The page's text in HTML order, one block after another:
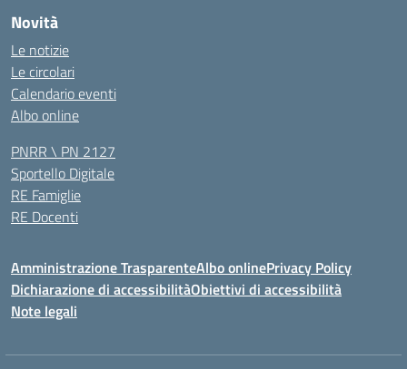
Novità
Le notizie
Le circolari
Calendario eventi
Albo online
PNRR \ PN 2127
Sportello Digitale
RE Famiglie
RE Docenti
Amministrazione TrasparenteAlbo onlinePrivacy Policy
Dichiarazione di accessibilitàObiettivi di accessibilità
Note legali